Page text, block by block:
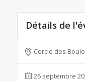
Détails de
Cercle des
26 septembre